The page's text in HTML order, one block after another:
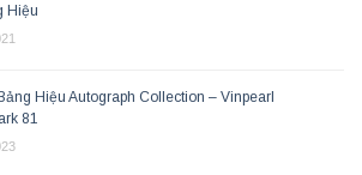
Hiệu
Hiệu Autograph Collection – Vinpearl
81